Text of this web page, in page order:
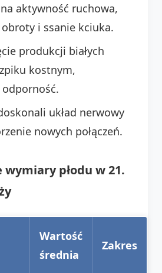
aktywność ruchowa,
i ssanie kciuka.
produkcji białych
kostnym,
układ nerwowy
nowych połączeń.
płodu w 21.
Wartość
średnia
Zakres